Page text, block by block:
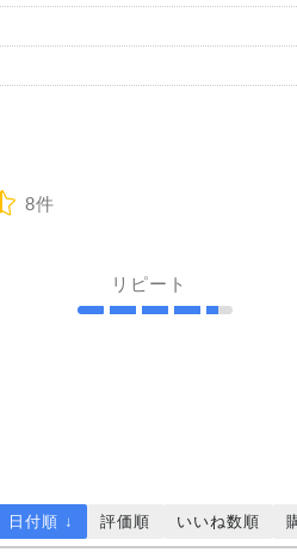
8件
リピート
日付順 ↓ 評価順 いいね数順